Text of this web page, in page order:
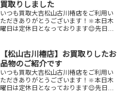
買取りしました
いつも買取大吉松山古川椿店をご利用い
ただきありがとうございます！🔆本日木
曜日は定休日となっております😌先日お
ング/クオカードお家で眠っているお品物
はございません...
【松山古川椿店】お買取りしたお
品物のご紹介です
いつも買取大吉松山古川椿店をご利用い
ただきありがとうございます！🔆本日木
曜日は定休日となっております😌先日お